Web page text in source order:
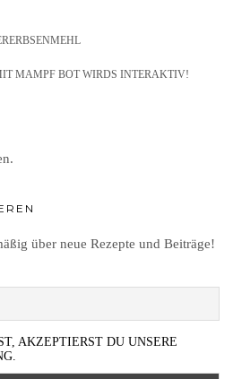
MAMPF BOT WIRDS INTERAKTIV!
über neue Rezepte und Beiträge!
AKZEPTIERST DU UNSERE